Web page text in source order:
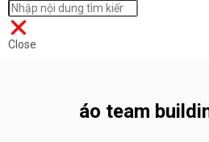
Close
áo team